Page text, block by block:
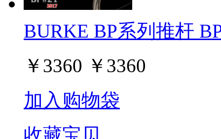
BURKE BP系列推杆
￥ 3360 ￥ 3360
加入购物袋
收藏宝贝